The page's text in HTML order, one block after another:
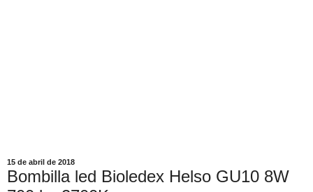
15 de abril de 2018
Bombilla led Bioledex Helso GU10 8W